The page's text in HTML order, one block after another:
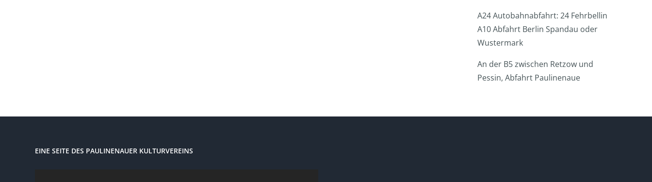
A24 Autobahnabfahrt: 24 Fehrbellin
A10 Abfahrt Berlin Spandau oder
Wustermark
An der B5 zwischen Retzow und
Pessin, Abfahrt Paulinenaue
EINE SEITE DES PAULINENAUER KULTURVEREINS